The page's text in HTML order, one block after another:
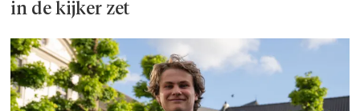
in de kijker zet